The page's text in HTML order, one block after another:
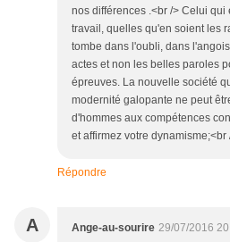
nos différences .<br /> Celui
travail, quelles qu'en soient les
tombe dans l'oubli, dans
actes et non les belles paroles
épreuves. La nouvelle société
modernité galopante ne peut
d'hommes aux compétences
et affirmez votre
Répondre
A Ange-au-sourire 29/07/2016